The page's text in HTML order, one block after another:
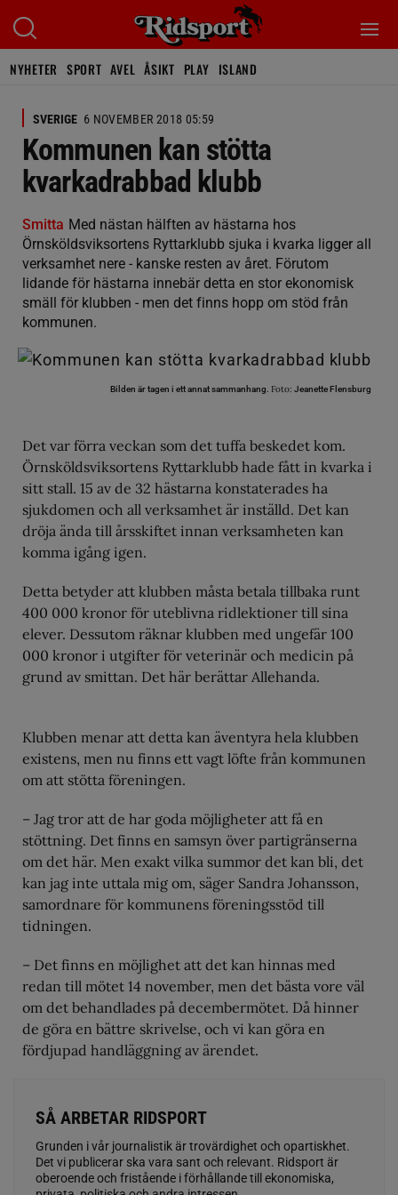
NYHETER SPORT AVEL ÅSIKT PLAY ISLAND
SVERIGE 6 NOVEMBER 2018 05:59
Kommunen kan stötta
kvarkadrabbad klubb
Smitta Med nästan hälften av hästarna hos
Örnsköldsviksortens Ryttarklubb sjuka i kvarka ligger all
verksamhet nere - kanske resten av året. Förutom
lidande för hästarna innebär detta en stor ekonomisk
smäll för klubben - men det finns hopp om stöd från
kommunen.
Bilden är tagen i ett annat sammanhang. Foto: Jeanette Flensburg
Det var förra veckan som det tuffa beskedet kom.
Örnsköldsviksortens Ryttarklubb hade fått in kvarka i
sitt stall. 15 av de 32 hästarna konstaterades ha
sjukdomen och all verksamhet är inställd. Det kan
dröja ända till årsskiftet innan verksamheten kan
komma igång igen.
Detta betyder att klubben måsta betala tillbaka runt
400 000 kronor för uteblivna ridlektioner till sina
elever. Dessutom räknar klubben med ungefär 100
000 kronor i utgifter för veterinär och medicin på
grund av smittan. Det här berättar Allehanda.
Klubben menar att detta kan äventyra hela klubben
existens, men nu finns ett vagt löfte från kommunen
om att stötta föreningen.
– Jag tror att de har goda möjligheter att få en
stöttning. Det finns en samsyn över partigränserna
om det här. Men exakt vilka summor det kan bli, det
kan jag inte uttala mig om, säger Sandra Johansson,
samordnare för kommunens föreningsstöd till
tidningen.
– Det finns en möjlighet att det kan hinnas med
redan till mötet 14 november, men det bästa vore väl
om det behandlades på decembermötet. Då hinner
de göra en bättre skrivelse, och vi kan göra en
fördjupad handläggning av ärendet.
SÅ ARBETAR RIDSPORT
Grunden i vår journalistik är trovärdighet och opartiskhet.
Det vi publicerar ska vara sant och relevant. Ridsport är
oberoende och fristående i förhållande till ekonomiska,